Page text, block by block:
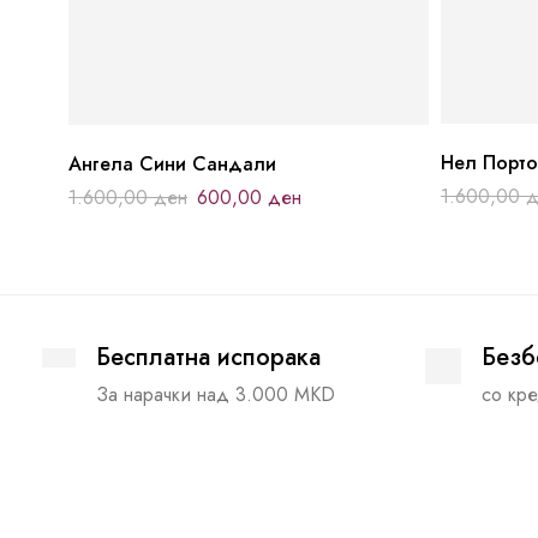
Ангела Сини Сандали
1.600,00ден 600,00 ден
Нел
1.600,00
Бесплатна испорака
За нарачки над 3.000 MKD со